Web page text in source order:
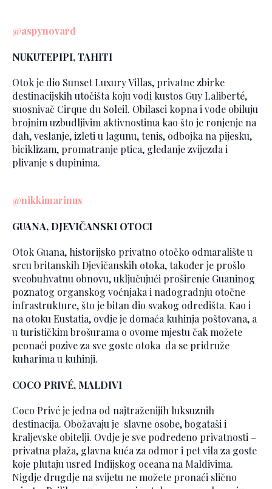
@aspynovard
NUKUTEPIPI, TAHITI
Otok je dio Sunset Luxury Villas, privatne zbirke
destinacijskih utočišta koju vodi kustos Guy Laliberté,
suosnivač Cirque du Soleil. Obilasci kopna i vode obiluju
brojnim uzbudljivim aktivnostima kao što je ronjenje na
dah, veslanje, izleti u lagunu, tenis, odbojka na pijesku,
biciklizam, promatranje ptica, gledanje zvijezda i
plivanje s dupinima.
@nikkimarinus
GUANA, DJEVIČANSKI OTOCI
Otok Guana, historijsko privatno otočko odmaralište u
srcu britanskih Djevičanskih otoka, također je prošlo
sveobuhvatnu obnovu, uključujući proširenje Guaninog
poznatog organskog voćnjaka i nadogradnju otočne
infrastrukture, što je bitan dio svakog odredišta. Kao i
na otoku Eustatia, ovdje je domaća kuhinja poštovana, a
u turističkim brošurama o ovome mjestu čak možete
peonaći pozive za sve goste otoka da se pridruže
kuharima u kuhinji.
COCO PRIVÉ, MALDIVI
Coco Privé je jedna od najtraženijih luksuznih
destinacija. Obožavaju je slavne osobe, bogataši i
kraljevske obitelji. Ovdje je sve podređeno privatnosti –
privatna plaža, glavna kuća za odmor i pet vila za goste
koje plutaju usred Indijskog oceana na Maldivima.
Nigdje drugdje na svijetu ne možete pronaći slično